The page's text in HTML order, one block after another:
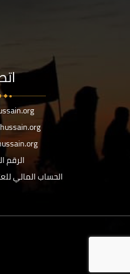
الرقم
الحساب المالي